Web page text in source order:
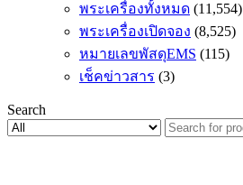
พระเครื่องทั้งหมด (11,554)
พระเครื่องเปิดจอง (8,525)
หมายเลขพัสดุEMS (115)
เช็คข่าวสาร (3)
Search